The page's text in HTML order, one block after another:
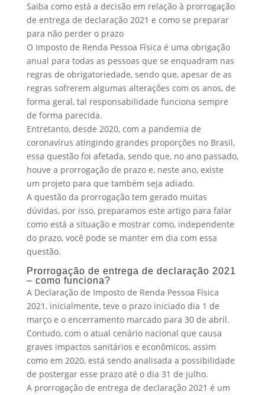
Saiba como está a decisão em relação à prorrogação
de entrega de declaração 2021 e como se preparar
para não perder o prazo
O Imposto de Renda Pessoa Física é uma obrigação
anual para todas as pessoas que se enquadram nas
regras de obrigatoriedade, sendo que, apesar de as
regras sofrerem algumas alterações com os anos, de
forma geral, tal responsabilidade funciona sempre
de forma parecida.
Entretanto, desde 2020, com a pandemia de
coronavírus atingindo grandes proporções no Brasil,
essa questão foi afetada, sendo que, no ano passado,
houve a prorrogação de prazo e, neste ano, existe
um projeto para que também seja adiado.
A questão da prorrogação tem gerado muitas
dúvidas, por isso, preparamos este artigo para falar
como está a situação e mostrar como, independente
do prazo, você pode se manter em dia com essa
questão.
Prorrogação de entrega de declaração 2021
– como funciona?
A Declaração de Imposto de Renda Pessoa Física
2021, inicialmente, teve o prazo iniciado dia 1 de
março e o encerramento marcado para 30 de abril.
Contudo, com o atual cenário nacional que causa
graves impactos sanitários e econômicos, assim
como em 2020, está sendo analisada a possibilidade
de postergar esse prazo até o dia 31 de julho.
A prorrogação de entrega de declaração 2021 é um